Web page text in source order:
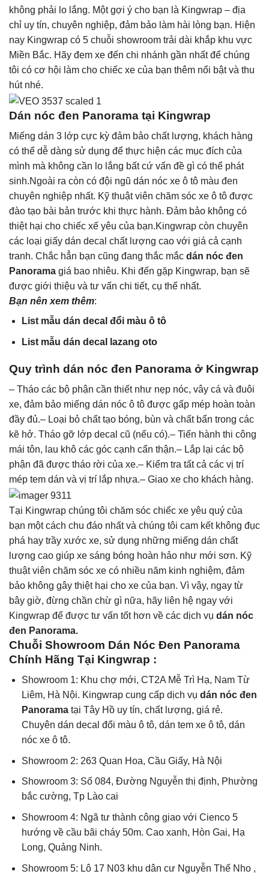
không phải lo lắng. Một gợi ý cho bạn là Kingwrap – địa
chỉ uy tín, chuyên nghiệp, đảm bảo làm hài lòng bạn. Hiện
nay Kingwrap có 5 chuỗi showroom trải dài khắp khu vực
Miền Bắc. Hãy đem xe đến chi nhánh gần nhất để chúng
tôi có cơ hội làm cho chiếc xe của bạn thêm nổi bật và thu
hút nhé.
Dán nóc đen Panorama tại Kingwrap
Miếng dán 3 lớp cực kỳ đảm bảo chất lượng, khách hàng
có thể dễ dàng sử dụng để thực hiện các mục đích của
mình mà không cần lo lắng bất cứ vấn đề gì có thể phát
sinh.Ngoài ra còn có đội ngũ dán nóc xe ô tô màu đen
chuyên nghiệp nhất. Kỹ thuật viên chăm sóc xe ô tô được
đào tạo bài bản trước khi thực hành. Đảm bảo không có
thiệt hại cho chiếc xế yêu của bạn.Kingwrap còn chuyên
các loại giấy dán decal chất lượng cao với giá cả cạnh
tranh. Chắc hẳn bạn cũng đang thắc mắc dán nóc đen
Panorama giá bao nhiêu. Khi đến gặp Kingwrap, bạn sẽ
được giới thiệu và tư vấn chi tiết, cụ thể nhất.
Bạn nên xem thêm:
List mẫu dán decal đổi màu ô tô
List mẫu dán decal lazang oto
Quy trình dán nóc đen Panorama ở Kingwrap
– Tháo các bộ phận cần thiết như nẹp nóc, vây cá và đuôi
xe, đảm bảo miếng dán nóc ô tô được gấp mép hoàn toàn
đầy đủ.– Loại bỏ chất tạo bóng, bùn và chất bẩn trong các
kẽ hở. Tháo gỡ lớp decal cũ (nếu có).– Tiến hành thi công
mái tôn, lau khô các góc cạnh cẩn thận.– Lắp lại các bộ
phận đã được tháo rời của xe.– Kiểm tra tất cả các vị trí
mép tem dán và vị trí lắp nhựa.– Giao xe cho khách hàng.
Tại Kingwrap chúng tôi chăm sóc chiếc xe yêu quý của
bạn một cách chu đáo nhất và chúng tôi cam kết không đục
phá hay trầy xước xe, sử dụng những miếng dán chất
lượng cao giúp xe sáng bóng hoàn hảo như mới sơn. Kỹ
thuật viên chăm sóc xe có nhiều năm kinh nghiệm, đảm
bảo không gây thiệt hại cho xe của bạn. Vì vậy, ngay từ
bây giờ, đừng chần chừ gì nữa, hãy liên hệ ngay với
Kingwrap để được tư vấn tốt hơn về các dịch vụ dán nóc
đen Panorama.
Chuỗi Showroom Dán Nóc Đen Panorama
Chính Hãng Tại Kingwrap :
Showroom 1: Khu chợ mới, CT2A Mễ Trì Hạ, Nam Từ
Liêm, Hà Nội. Kingwrap cung cấp dịch vụ dán nóc đen
Panoramatại Tây Hồ uy tín, chất lượng, giá rẻ.
Chuyên dán decal đổi màu ô tô, dán tem xe ô tô, dán
nóc xe ô tô.
Showroom 2: 263 Quan Hoa, Cầu Giấy, Hà Nội
Showroom 3: Số 084, Đường Nguyễn thị định, Phường
bắc cường, Tp Lào cai
Showroom 4: Ngã tư thành công giao với Cienco 5
hướng về cầu bãi cháy 50m. Cao xanh, Hòn Gai, Hạ
Long, Quảng Ninh.
Showroom 5: Lô 17 N03 khu dân cư Nguyễn Thế Nho ,